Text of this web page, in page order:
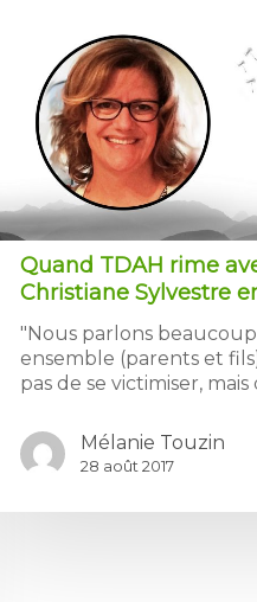
Quand TDAH rime
Christiane Sylvestre
"Nous parlons
ensemble (parents et
pas de se victimiser, mais
Mélanie Touzin
28 août 2017